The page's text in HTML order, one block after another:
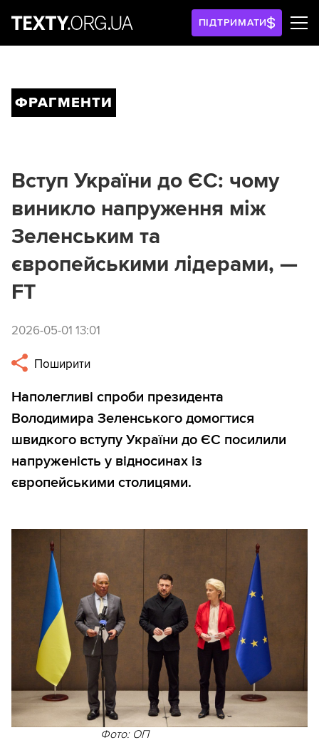
ПІДТРИМАТИ
ФРАГМЕНТИ
Вступ України до ЄС: чому
виникло напруження між
Зеленським та
європейськими лідерами, —
FT
2026-05-01 13:01
Поширити
Наполегливі спроби президента
Володимира Зеленського домогтися
швидкого вступу України до ЄС посилили
напруженість у відносинах із
європейськими столицями.
Фото: ОП